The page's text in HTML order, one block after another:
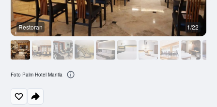
Restoran 1/22
Foto Palm Hotel Manila